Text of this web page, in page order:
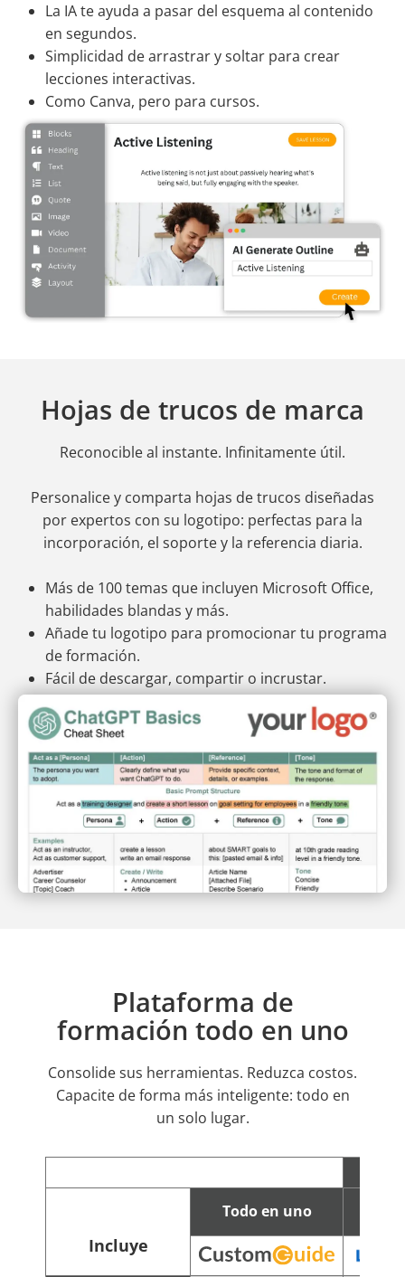
La IA te ayuda a pasar del esquema al contenido
en segundos.
Simplicidad de arrastrar y soltar para crear
lecciones interactivas.
Como Canva, pero para cursos.
Hojas de trucos de marca
Reconocible al instante. Infinitamente útil.
Personalice y comparta hojas de trucos diseñadas
por expertos con su logotipo: perfectas para la
incorporación, el soporte y la referencia diaria.
Más de 100 temas que incluyen Microsoft Office,
habilidades blandas y más.
Añade tu logotipo para promocionar tu programa
de formación.
Fácil de descargar, compartir o incrustar.
Plataforma de
formación todo en uno
Consolide sus herramientas. Reduzca costos.
Capacite de forma más inteligente: todo en
un solo lugar.
Incluye
Todo en uno